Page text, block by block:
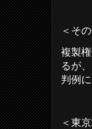
＜そ
複製
るが
判例
＜東